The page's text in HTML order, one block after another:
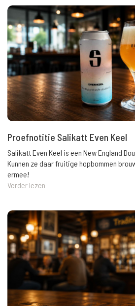
Proefnotitie Salikatt Even Keel
Salikatt Even Keel is een New England
Kunnen ze daar fruitige hopbommen
ermee!
Verder lezen